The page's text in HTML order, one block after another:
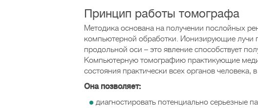
Принцип работы томографа
Методика основана на получении послойных
компьютерной обработки. Ионизирующие лучи
продольной оси – это явление способствует
Компьютерную томографию практикующие
состояния практически всех органов человека,
Она позволяет:
диагностировать потенциально серьезные